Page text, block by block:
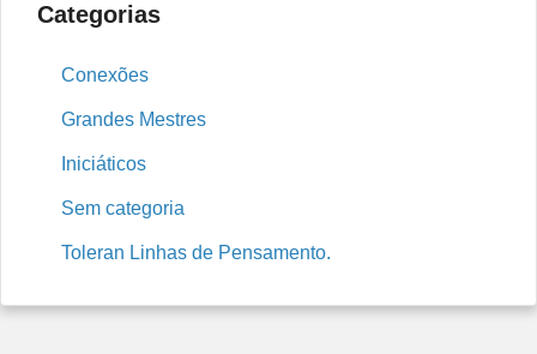
Categorias
Conexões
Grandes Mestres
Iniciáticos
Sem categoria
Toleran Linhas de Pensamento.